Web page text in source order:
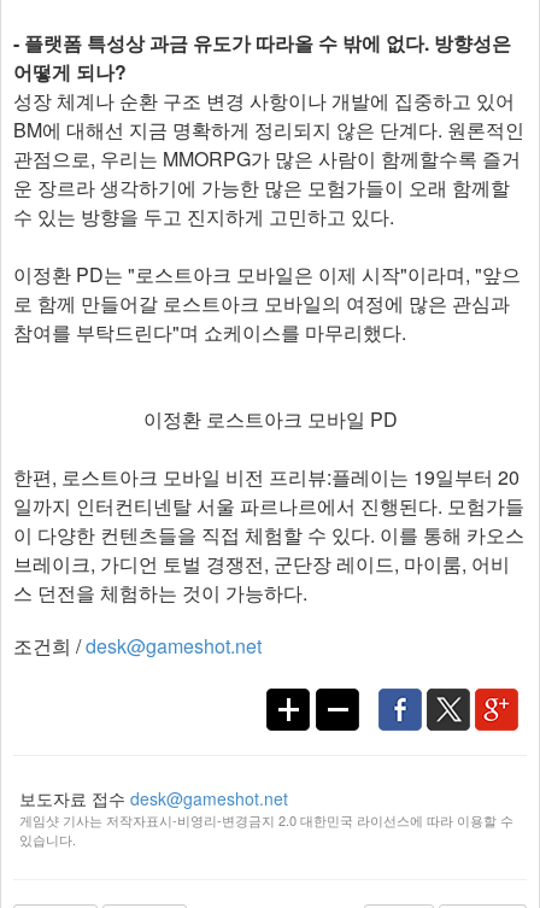
- 플랫폼 특성상 과금 유도가 따라올 수 밖에 없다. 방향성은
어떻게 되나?
성장 체계나 순환 구조 변경 사항이나 개발에 집중하고 있어
BM에 대해선 지금 명확하게 정리되지 않은 단계다. 원론적인
관점으로, 우리는 MMORPG가 많은 사람이 함께할수록 즐거
운 장르라 생각하기에 가능한 많은 모험가들이 오래 함께할
수 있는 방향을 두고 진지하게 고민하고 있다.
이정환 PD는 "로스트아크 모바일은 이제 시작"이라며, "앞으
로 함께 만들어갈 로스트아크 모바일의 여정에 많은 관심과
참여를 부탁드린다"며 쇼케이스를 마무리했다.
이정환 로스트아크 모바일 PD
한편, 로스트아크 모바일 비전 프리뷰:플레이는 19일부터 20
일까지 인터컨티넨탈 서울 파르나르에서 진행된다. 모험가들
이 다양한 컨텐츠들을 직접 체험할 수 있다. 이를 통해 카오스
브레이크, 가디언 토벌 경쟁전, 군단장 레이드, 마이룸, 어비
스 던전을 체험하는 것이 가능하다.​
조건희 /desk@gameshot.net
보도자료 접수 desk@gameshot.net
게임샷 기사는 저작자표시-비영리-변경금지 2.0 대한민국 라이선스에 따라 이용할 수
있습니다.